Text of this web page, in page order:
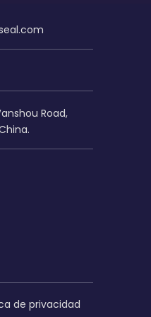
Road,
de privacidad